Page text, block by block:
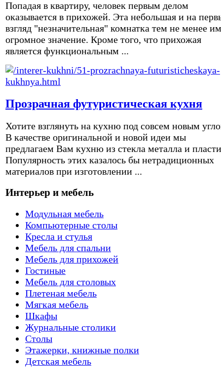
Попадая в квартиру, человек первым делом
оказывается в прихожей. Эта небольшая и на
взгляд "незначительная" комнатка тем не менее
огромное значение. Кроме того, что прихожая
является функциональным ...
Прозрачная футуристическая кухня
Хотите взглянуть на кухню под совсем новым
В качестве оригинальной и новой идеи мы
предлагаем Вам кухню из стекла металла и
Популярность этих казалось бы нетрадиционных
материалов при изготовлении ...
Интерьер и мебель
Модульная мебель
Компьютерные столы
Кресла и стулья
Мебель для спальни
Мебель для прихожей
Гостиные
Мебель для столовых
Плетеная мебель
Мягкая мебель
Шкафы
Журнальные столики
Столы
Этажерки, книжные полки
Детская мебель